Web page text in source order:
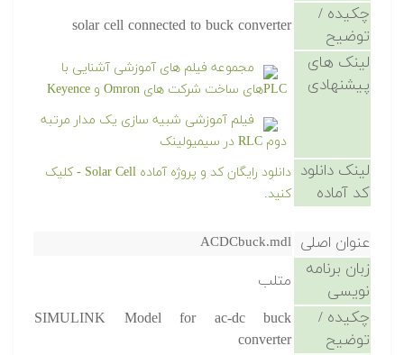
چکیده /
توضیح
solar cell connected to buck converter
لینک های
پیشنهادی
مجموعه فیلم های آموزشی آشنایی با
PLCهای ساخت شرکت های Omron و Keyence
فیلم آموزشی شبیه سازی یک مدار مرتبه
دوم RLC در سیمیولینک
لینک دانلود
کد آماده
دانلود رایگان کد و پروژه آماده Solar Cell - کلیک
کنید.
عنوان اصلی ACDCbuck.mdl
زبان برنامه
نویسی
متلب
چکیده /
توضیح
SIMULINK Model for ac-dc buck
converter